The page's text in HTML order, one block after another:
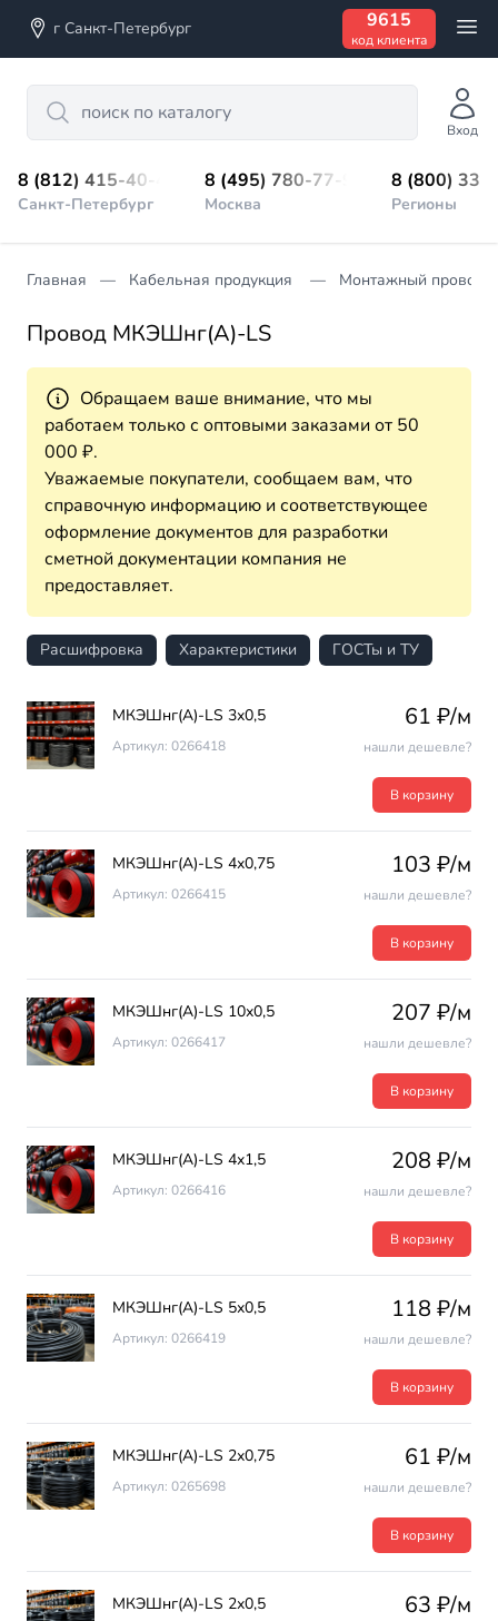
г Санкт-Петербург 9615
код клиента
Search
Вход
8 (812) 415-40-45
Санкт-Петербург
8 (495) 780-77-98
Москва
8 (800)
Регионы
Главная Кабельная продукция Монтажный провод
Провод МКЭШнг(А)-LS
Обращаем ваше внимание, что мы
работаем только с оптовыми заказами от 50
000 ₽.
Уважаемые покупатели, сообщаем вам, что
справочную информацию и соответствующее
оформление документов для разработки
сметной документации компания не
предоставляет.
Расшифровка Характеристики ГОСТы и ТУ
МКЭШнг(А)-LS 3х0,5
Артикул: 0266418
61 ₽/м
нашли дешевле?
В корзину
МКЭШнг(А)-LS 4х0,75
Артикул: 0266415
103 ₽/м
нашли дешевле?
В корзину
МКЭШнг(А)-LS 10х0,5
Артикул: 0266417
207 ₽/м
нашли дешевле?
В корзину
МКЭШнг(А)-LS 4х1,5
Артикул: 0266416
208 ₽/м
нашли дешевле?
В корзину
МКЭШнг(А)-LS 5х0,5
Артикул: 0266419
118 ₽/м
нашли дешевле?
В корзину
МКЭШнг(А)-LS 2х0,75
Артикул: 0265698
61 ₽/м
нашли дешевле?
В корзину
МКЭШнг(А)-LS 2х0,5 63 ₽/м